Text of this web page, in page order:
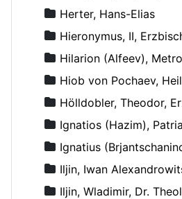
Herter, Hans-Elias
Hieronymus, II,
Hilarion (Alfeev),
Hiob von Pochaev,
Hölldobler, Theodor,
Ignatios (Hazim),
Ignatius
Iljin, Iwan
Iljin, Wladimir, Dr.